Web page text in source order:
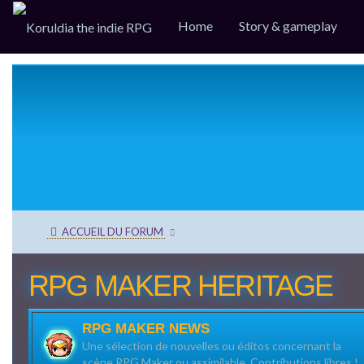
Home Story & gameplay
ACCUEIL DU FORUM
RPG MAKER HERITAGE
RPG MAKER NEWS
Une sélection de nouvelles ou éditos concernant la